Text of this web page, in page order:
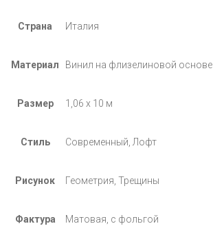
Страна Италия
Материал Винил на флизелиновой основе
Размер 1,06 х 10 м
Стиль Современный, Лофт
Рисунок Геометрия, Трещины
Фактура Матовая, с фольгой